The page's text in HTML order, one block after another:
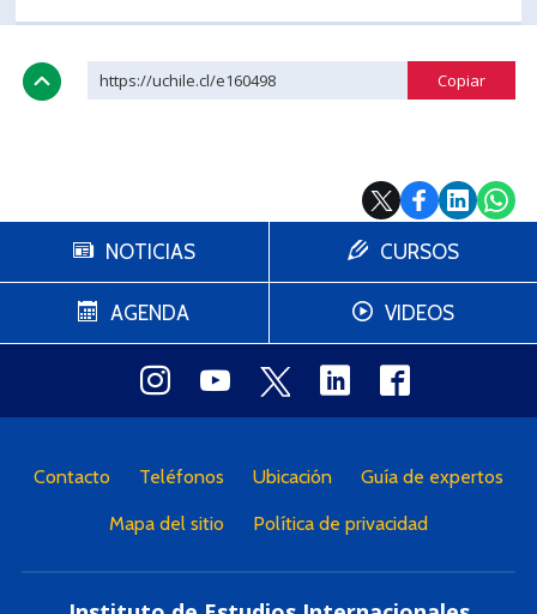
https://uchile.cl/e160498
NOTICIAS
AGENDA
CURSOS
VIDEOS
Contacto Teléfonos Ubicación Guía de expertos
Mapa del sitio Política de privacidad